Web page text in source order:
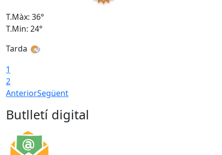
T.Màx: 36°
T.Min: 24°
Tarda
1
2
AnteriorSegüent
Butlletí digital